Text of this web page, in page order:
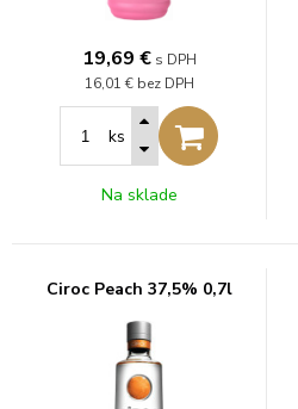
19,69 € s DPH
16,01 € bez DPH
ks
Na sklade
Ciroc Peach 37,5% 0,7l